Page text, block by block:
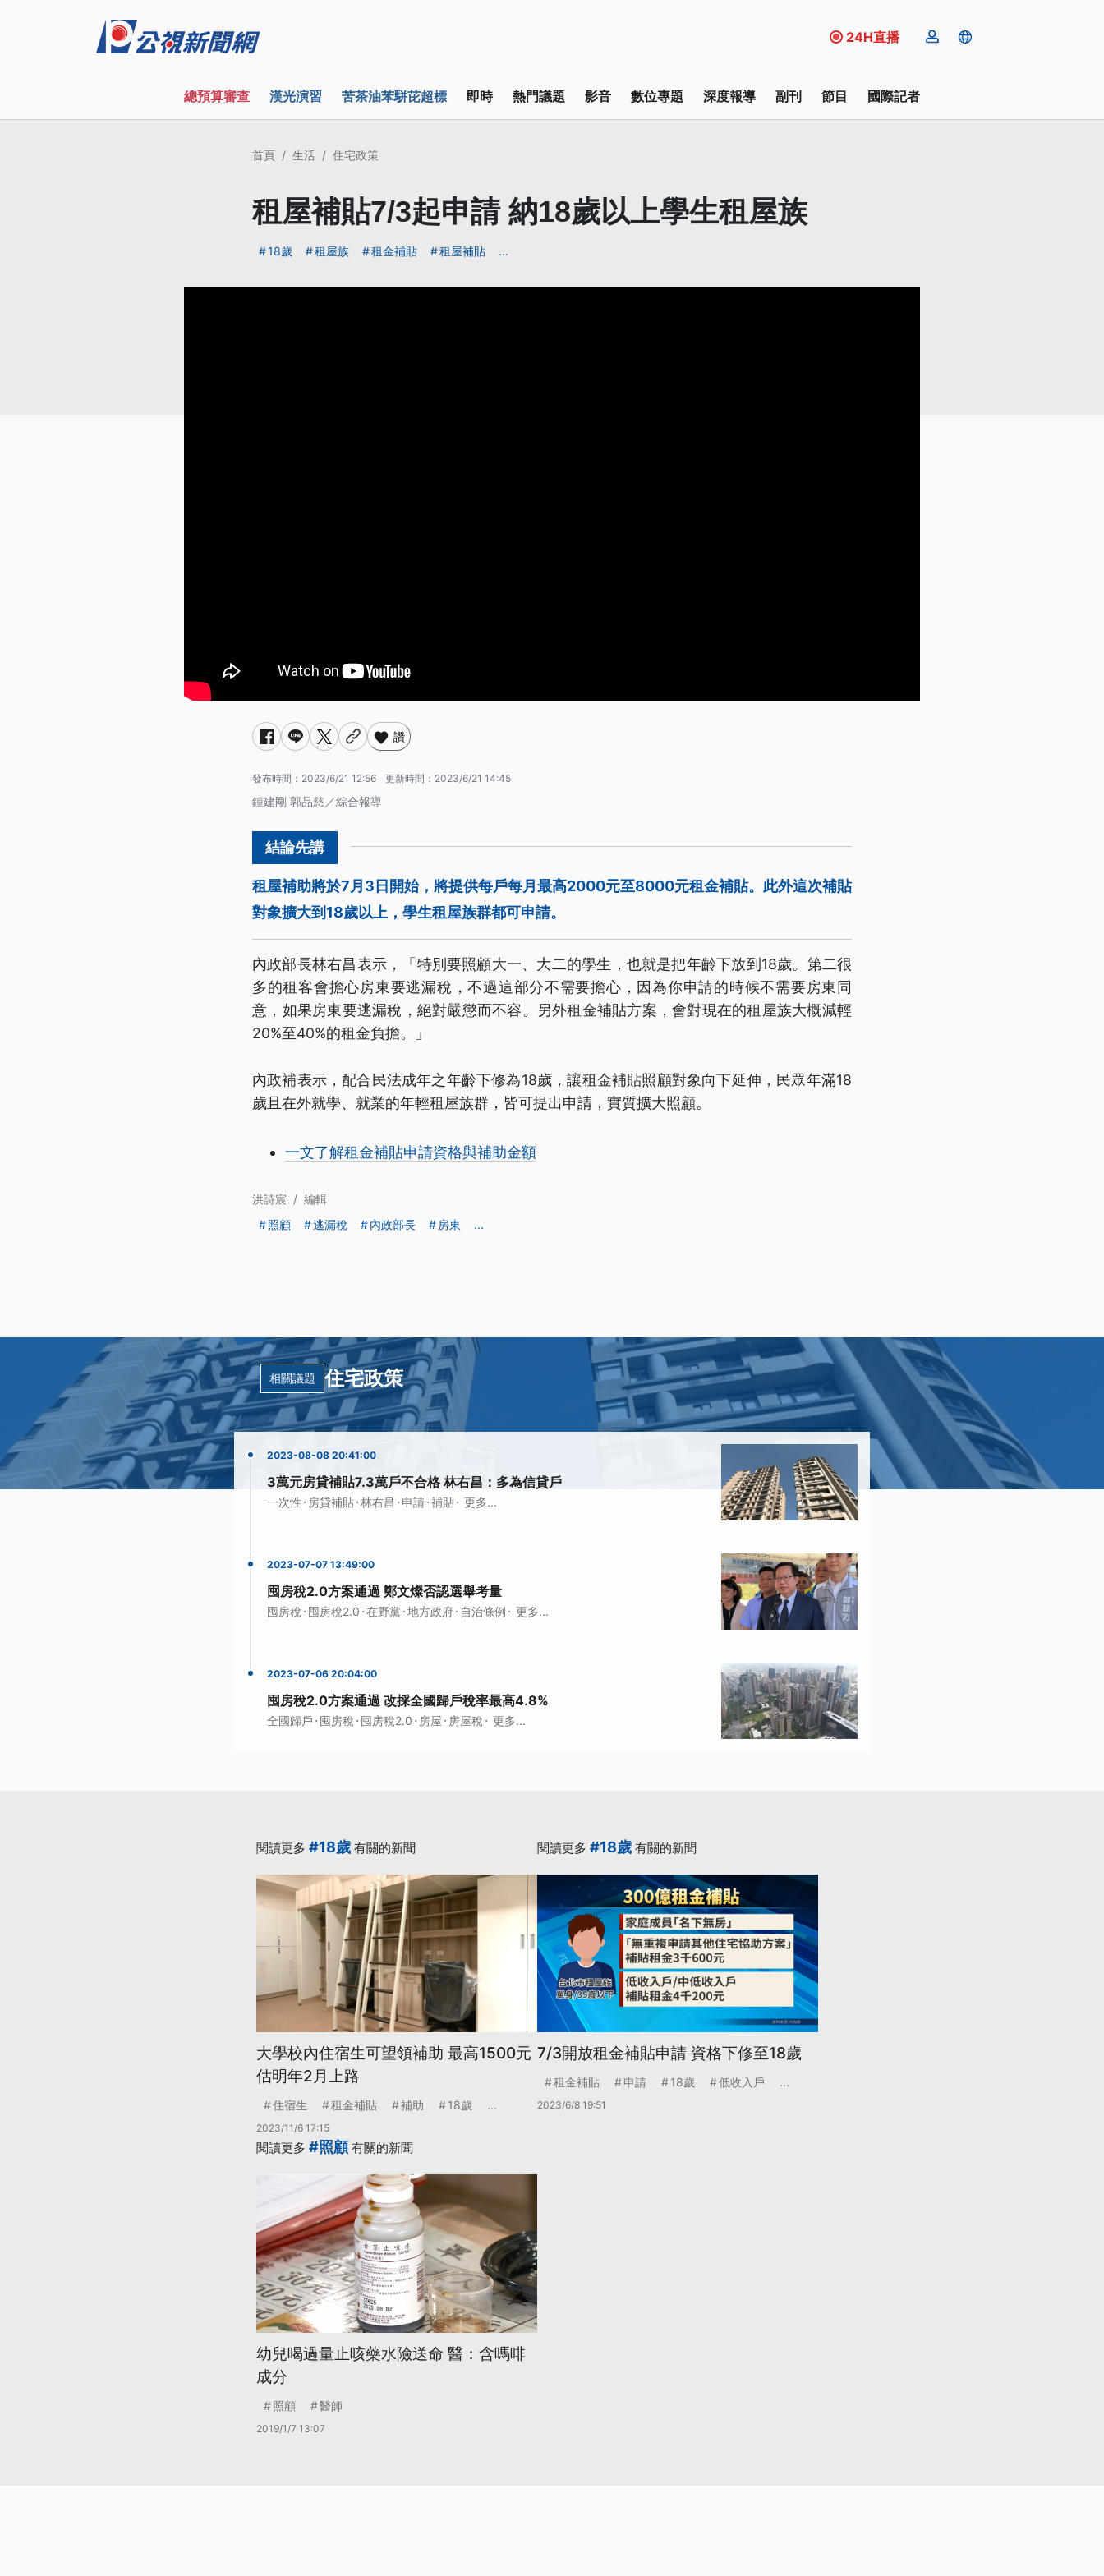
24H直播
總預算審查 漢光演習 苦茶油苯駢芘超標 即時 熱門議題 影音 數位專題 深度報導 副刊 節目 國際記者
首頁 生活 住宅政策
租屋補貼7/3起申請 納18歲以上學生租屋族
18歲 租屋族 租金補貼 租屋補貼 ...
讚
發布時間： 2023/6/21 12:56 更新時間： 2023/6/21 14:45
鍾建剛 郭品慈／綜合報導
租屋補助將於7月3日開始，將提供每戶每月最高2000元至8000元租金補貼。此外這次補貼
對象擴大到18歲以上，學生租屋族群都可申請。
內政部長林右昌表示，「特別要照顧大一、大二的學生，也就是把年齡下放到18歲。第二很
多的租客會擔心房東要逃漏稅，不過這部分不需要擔心，因為你申請的時候不需要房東同
意，如果房東要逃漏稅，絕對嚴懲而不容。另外租金補貼方案，會對現在的租屋族大概減輕
20%至40%的租金負擔。」
內政補表示，配合民法成年之年齡下修為18歲，讓租金補貼照顧對象向下延伸，民眾年滿18
歲且在外就學、就業的年輕租屋族群，皆可提出申請，實質擴大照顧。
一文了解租金補貼申請資格與補助金額
洪詩宸 / 編輯
照顧
逃漏稅 內政部長 房東 ...
相關議題 住宅政策
2023-08-08 20:41:00
3萬元房貸補貼7.3萬戶不合格 林右昌：多為信貸戶
一次性 · 房貸補貼·林右昌 · 申請·補貼· 更多...
2023-07-07 13:49:00
囤房稅2.0方案通過 鄭文燦否認選舉考量
囤房稅 · 囤房稅2.0 ·在野黨 ·地方政府· 自治條例 · 更多...
2023-07-06 20:04:00
囤房稅2.0方案通過 改採全國歸戶稅率最高4.8%
全國歸戶 · 囤房稅 · 囤房稅2.0 · 房屋 · 房屋稅 · 更多...
閱讀更多 #18歲 有關的新聞
大學校內住宿生可望領補助 最高1500元
估明年2月上路
住宿生 租金補貼 補助 18歲 ...
2023/11/6 17:15
閱讀更多 #18歲 有關的新聞
7/3開放租金補貼申請 資格下修至18歲
租金補貼 申請 18歲 低收入戶 ...
2023/6/8 19:51
閱讀更多 #照顧 有關的新聞
幼兒喝過量止咳藥水險送命 醫：含嗎啡
成分
照顧 醫師
2019/1/7 13:07